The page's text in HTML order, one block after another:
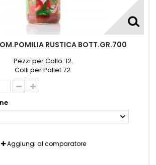
RUSTICA BOTT.GR.700
Pezzi per Collo: 12.
Colli per Pallet 72.
Aggiungi al comparatore